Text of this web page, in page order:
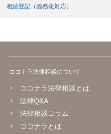
相続登記（義務化対応）
ココナラ法律相談について
ココナラ法律相談とは
法律Q&A
法律相談コラム
ココナラとは